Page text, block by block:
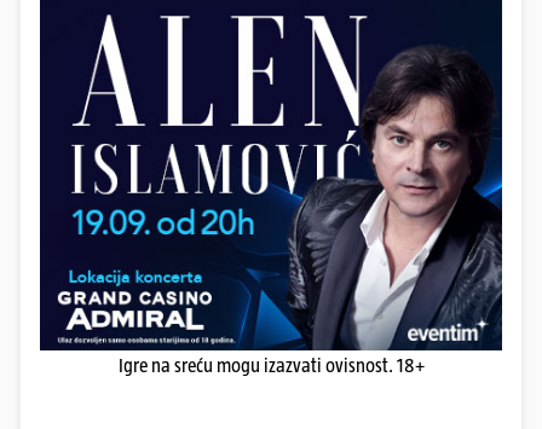
Igre na sreću mogu izazvati ovisnost. 18+